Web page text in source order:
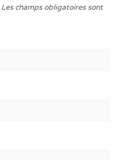
Les champs obligatoires sont